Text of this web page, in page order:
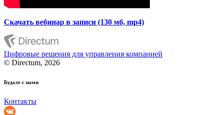
Скачать вебинар в записи (130 мб, mp4)
Цифровые решения для управления компанией
© Directum, 2026
Будьте с нами
Контакты